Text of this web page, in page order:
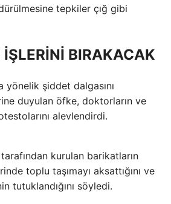
tepkiler çığ gibi
İŞLERİNİ BIRAKACAK
yönelik şiddet dalgasını
duyulan öfke, doktorların ve
alevlendirdi.
kurulan barikatların
toplu taşımayı aksattığını ve
tutuklandığını söyledi.